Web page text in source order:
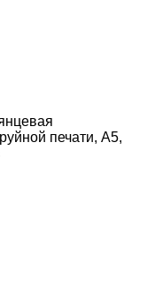
печати, A5,